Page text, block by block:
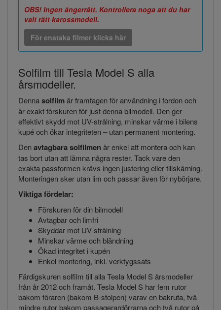
OBS! Ingen ångerrätt. Kontrollera noga att du har
valt rätt karossmodell.
För enstaka filmer klicka här
Solfilm till Tesla Model S alla
årsmodeller.
Dennasolfilmär framtagen för användning i fordon och
är exakt förskuren för just denna bilmodell. Den ger
effektivt skydd mot UV-strålning, minskar värme i bilens
kupé och ökar integriteten – utan permanent montering.
Denavtagbara solfilmen är enkel att montera och kan
tas bort utan att lämna några rester. Tack vare den
exakta passformen krävs ingen justering eller tillskärning.
Monteringen sker utan lim och passar även för nybörjare.
Viktiga fördelar:
Förskuren för din bilmodell
Avtagbar och limfri
Skyddar mot UV-strålning
Minskar värme och bländning
Ökad integritet i kupén
Enkel montering, inkl. verktygssats
Färdigskuren solfilm till alla Tesla Model S årsmodeller
från år 2012 och framåt. Tesla Model S har fem rutor
bakom föraren (bakom B-stolpen) varav en bakruta, två
mindre rutor bakom passagerardörrarna och två rutor på